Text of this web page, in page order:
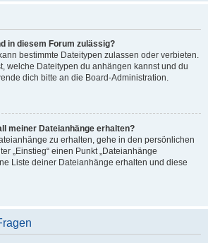
in diesem Forum zulässig?
bestimmte Dateitypen zulassen oder verbieten.
welche Dateitypen du anhängen kannst und du
dich bitte an die Board-Administration.
meiner Dateianhänge erhalten?
zu erhalten, gehe in den persönlichen
„Einstieg“ einen Punkt „Dateianhänge
Liste deiner Dateianhänge erhalten und diese